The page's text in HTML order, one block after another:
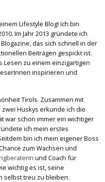
Lifestyle Blog! Ich bin
Im Jahr 2013 gründete ich
das sich schnell in der
Beiträgen gespickt ist.
Lesen zu einem einzigartigen
inspirieren und
Tirols. Zusammen mit
Huskys erkunde ich die
war schon immer ein wichtiger
ich mein erstes
bin ich mein eigener Boss
zum Wachsen und
und Coach für
wichtig es ist, seine
selbst treu zu bleiben.